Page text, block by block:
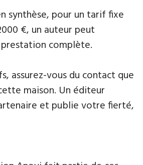
synthèse, pour un tarif fixe
€, un auteur peut
complète.
assurez-vous du contact que
maison. Un éditeur
et publie votre fierté,